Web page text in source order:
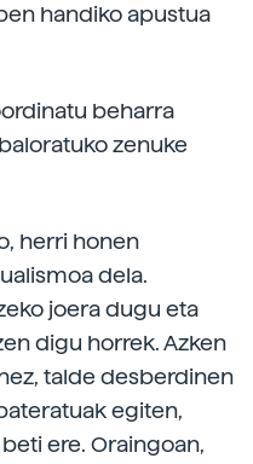
handiko apustua
beharra
zenuke
herri honen
dela.
joera dugu eta
digu horrek. Azken
talde desberdinen
egiten,
ere. Oraingoan,